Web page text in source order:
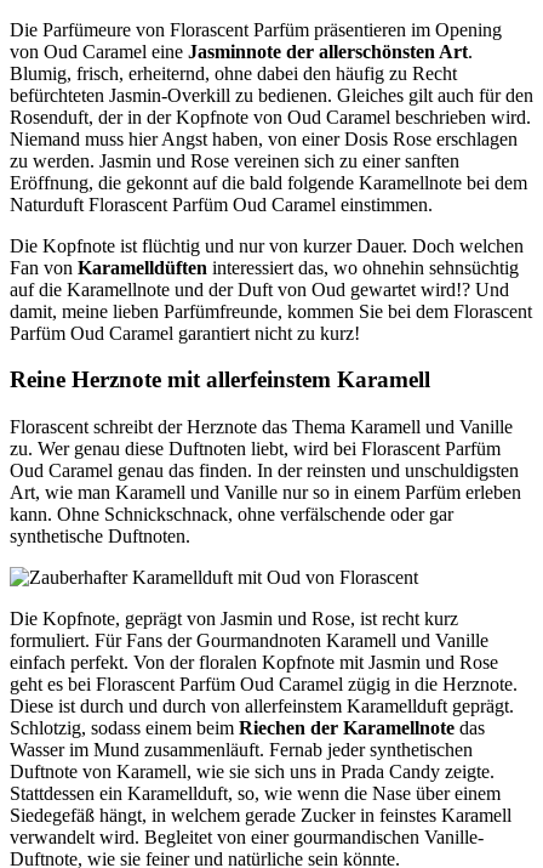
Die Parfümeure von Florascent Parfüm präsentieren im Opening
von Oud Caramel eine Jasminnote der allerschönsten Art.
Blumig, frisch, erheiternd, ohne dabei den häufig zu Recht
befürchteten Jasmin-Overkill zu bedienen. Gleiches gilt auch für den
Rosenduft, der in der Kopfnote von Oud Caramel beschrieben wird.
Niemand muss hier Angst haben, von einer Dosis Rose erschlagen
zu werden. Jasmin und Rose vereinen sich zu einer sanften
Eröffnung, die gekonnt auf die bald folgende Karamellnote bei dem
Naturduft Florascent Parfüm Oud Caramel einstimmen.
Die Kopfnote ist flüchtig und nur von kurzer Dauer. Doch welchen
Fan von Karamelldüften interessiert das, wo ohnehin sehnsüchtig
auf die Karamellnote und der Duft von Oud gewartet wird!? Und
damit, meine lieben Parfümfreunde, kommen Sie bei dem Florascent
Parfüm Oud Caramel garantiert nicht zu kurz!
Reine Herznote mit allerfeinstem Karamell
Florascent schreibt der Herznote das Thema Karamell und Vanille
zu. Wer genau diese Duftnoten liebt, wird bei Florascent Parfüm
Oud Caramel genau das finden. In der reinsten und unschuldigsten
Art, wie man Karamell und Vanille nur so in einem Parfüm erleben
kann. Ohne Schnickschnack, ohne verfälschende oder gar
synthetische Duftnoten.
Die Kopfnote, geprägt von Jasmin und Rose, ist recht kurz
formuliert. Für Fans der Gourmandnoten Karamell und Vanille
einfach perfekt. Von der floralen Kopfnote mit Jasmin und Rose
geht es bei Florascent Parfüm Oud Caramel zügig in die Herznote.
Diese ist durch und durch von allerfeinstem Karamellduft geprägt.
Schlotzig, sodass einem beim Riechen der Karamellnote das
Wasser im Mund zusammenläuft. Fernab jeder synthetischen
Duftnote von Karamell, wie sie sich uns in Prada Candy zeigte.
Stattdessen ein Karamellduft, so, wie wenn die Nase über einem
Siedegefäß hängt, in welchem gerade Zucker in feinstes Karamell
verwandelt wird. Begleitet von einer gourmandischen Vanille-
Duftnote, wie sie feiner und natürliche sein könnte.